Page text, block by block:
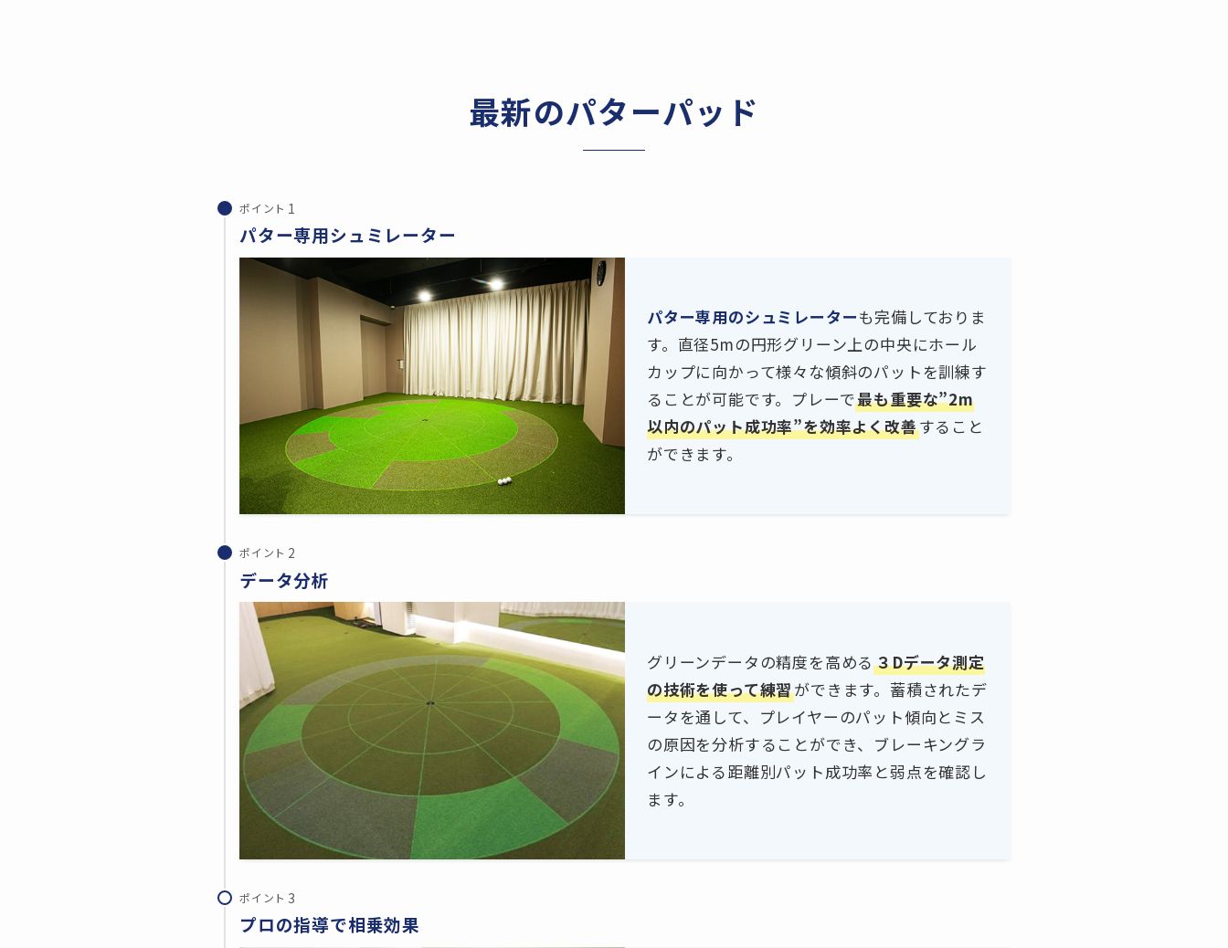
最新のパターパッド
ポイント
パター専用シュミレーター
パター専用のシュミレーターも完備しておりま
す。直径5mの円形グリーン上の中央にホール
カップに向かって様々な傾斜のパットを訓練す
ることが可能です。プレーで最も重要な”2m
以内のパット成功率”を効率よく改善すること
ができます。
ポイント
データ分析
グリーンデータの精度を高める３Dデータ測定
の技術を使って練習ができます。蓄積されたデ
ータを通して、プレイヤーのパット傾向とミス
の原因を分析することができ、ブレーキングラ
インによる距離別パット成功率と弱点を確認し
ます。
ポイント
プロの指導で相乗効果